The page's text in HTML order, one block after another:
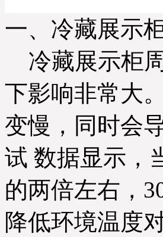
一、冷藏展示
冷藏展示柜
下影响非常大
变慢，同时会
试 数据显示，
的两倍左右，
降低环境温度